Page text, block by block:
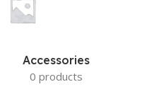
Accessories
0 products